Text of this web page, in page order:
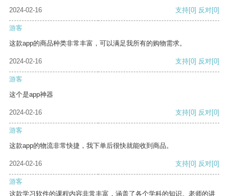
2024-02-16
支持[0] 反对[0]
游客
这款app的商品种类非常丰富，可以满足我所有的购物需求。
2024-02-16 支持[0] 反对[0]
游客
这个是app神器
2024-02-16 支持[0] 反对[0]
游客
这款app的物流非常快捷，我下单后很快就能收到商品。
2024-02-16 支持[0] 反对[0]
游客
这款学习软件的课程内容非常丰富，涵盖了各个学科的知识。老师的讲